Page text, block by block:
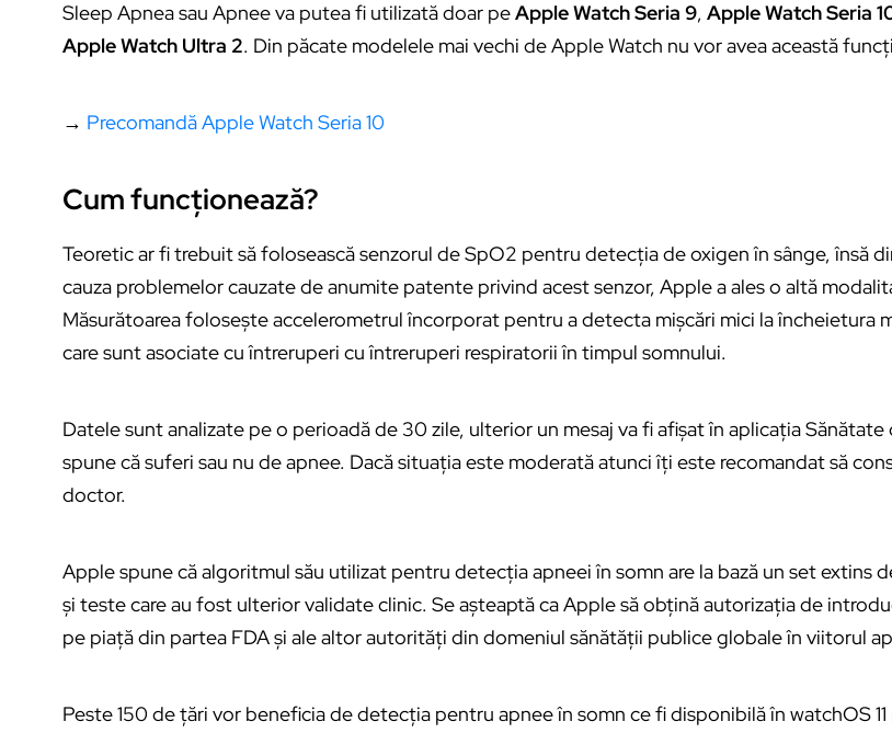
Sleep Apnea sau Apnee va putea fi utilizată doar peApple Watch Seria 9, Apple Watch Seria
Apple Watch Ultra 2. Din păcate modelele mai vechi de Apple Watch nu vor avea această
→ Precomandă Apple Watch Seria 10
Cum funcționează?
Teoretic ar fi trebuit să folosească senzorul de SpO2 pentru detecția de oxigen în sânge, însă
cauza problemelor cauzate de anumite patente privind acest senzor, Apple a ales o altă
Măsurătoarea folosește accelerometrul încorporat pentru a detecta mișcări mici la încheietura
care sunt asociate cu întreruperi cu întreruperi respiratorii în timpul somnului.
Datele sunt analizate pe o perioadă de 30 zile, ulterior un mesaj va fi afișat în aplicația Sănătate
spune că suferi sau nu de apnee. Dacă situația este moderată atunci îți este recomandat să
doctor.
Apple spune că algoritmul său utilizat pentru detecția apneei în somn are la bază un set extins
și teste care au fost ulterior validate clinic. Se așteaptă ca Apple să obțină autorizația de
pe piață din partea FDA și ale altor autorități din domeniul sănătății publice globale în viitorul
Peste 150 de țări vor beneficia de detecția pentru apnee în somn ce fi disponibilă în watchOS 11